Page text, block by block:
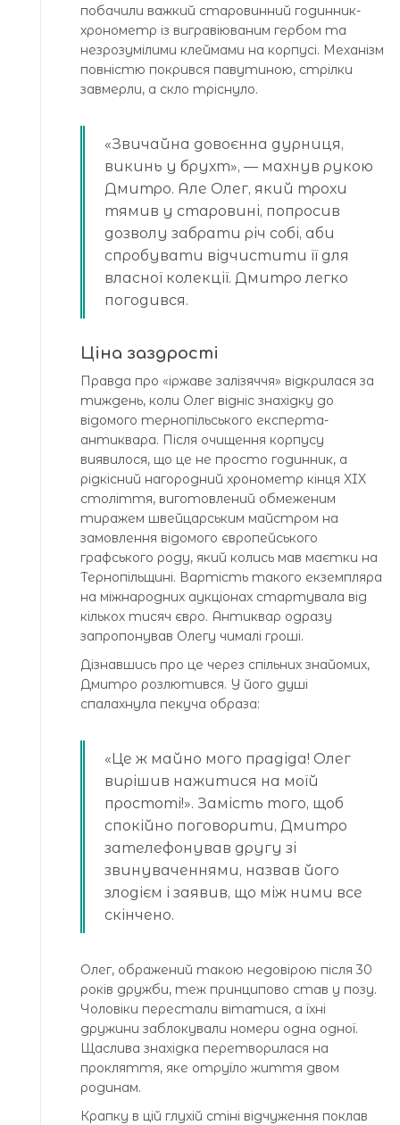
побачили важкий старовинний годинник-
хронометр із вигравіюваним гербом та
незрозумілими клеймами на корпусі. Механізм
повністю покрився павутиною, стрілки
завмерли, а скло тріснуло.
«Звичайна довоєнна дурниця,
викинь у брухт», — махнув рукою
Дмитро. Але Олег, який трохи
тямив у старовині, попросив
дозволу забрати річ собі, аби
спробувати відчистити її для
власної колекції. Дмитро легко
погодився.
Ціна заздрості
Правда про «іржаве залізяччя» відкрилася за
тиждень, коли Олег відніс знахідку до
відомого тернопільського експерта-
антиквара. Після очищення корпусу
виявилося, що це не просто годинник, а
рідкісний нагородний хронометр кінця XIX
століття, виготовлений обмеженим
тиражем швейцарським майстром на
замовлення відомого європейського
графського роду, який колись мав маєтки на
Тернопільщині. Вартість такого екземпляра
на міжнародних аукціонах стартувала від
кількох тисяч євро. Антиквар одразу
запропонував Олегу чималі гроші.
Дізнавшись про це через спільних знайомих,
Дмитро розлютився. У його душі
спалахнула пекуча образа:
«Це ж майно мого прадіда! Олег
вирішив нажитися на моїй
простоті!». Замість того, щоб
спокійно поговорити, Дмитро
зателефонував другу зі
звинуваченнями, назвав його
злодієм і заявив, що між ними все
скінчено.
Олег, ображений такою недовірою після 30
років дружби, теж принципово став у позу.
Чоловіки перестали вітатися, а їхні
дружини заблокували номери одна одної.
Щаслива знахідка перетворилася на
прокляття, яке отруїло життя двом
родинам.
Крапку в цій глухій стіні відчуження поклав